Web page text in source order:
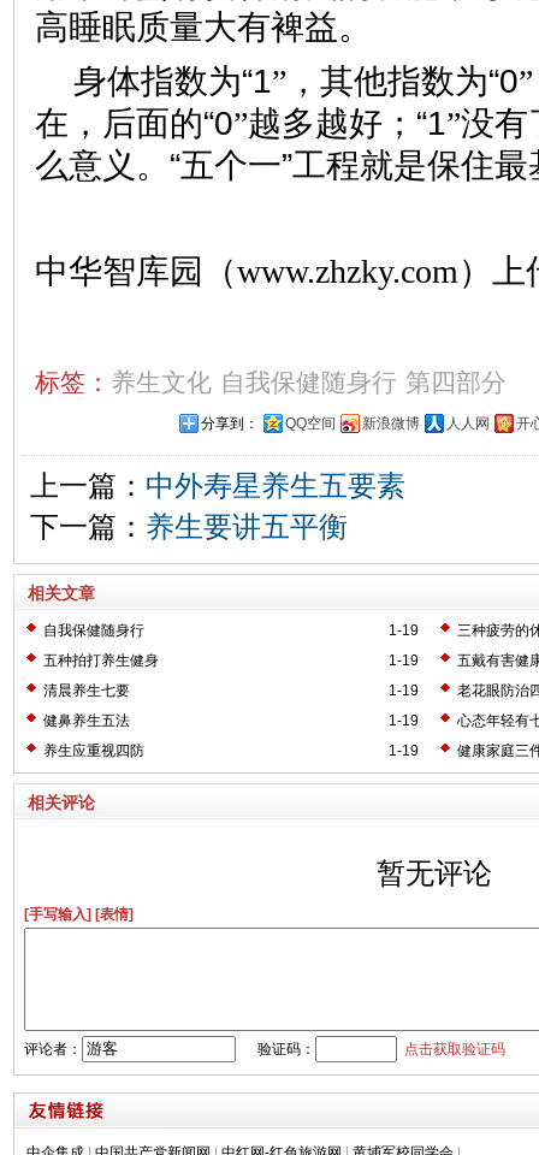
高睡眠质量大有裨益。
身体指数为“1” ，其他指数为“0”
在，后面的“0”越多越好；“1”没有
么意义。“五个一”工程就是保住最
中华智库园（www.zhzky.com）上
标签： 养生文化 自我保健随身行 第四部分
分享到： QQ空间 新浪微博 人人网 开
上一篇： 中外寿星养生五要素
下一篇： 养生要讲五平衡
相关文章
1-19
自我保健随身行
三种疲劳的
1-19
五种拍打养生健身
五戴有害健
1-19
清晨养生七要
老花眼防治
1-19
健鼻养生五法
心态年轻有
1-19
养生应重视四防 健康家庭三
相关评论
暂无评论
[手写输入] [表情]
评论者： 验证码： 点击获取验证码